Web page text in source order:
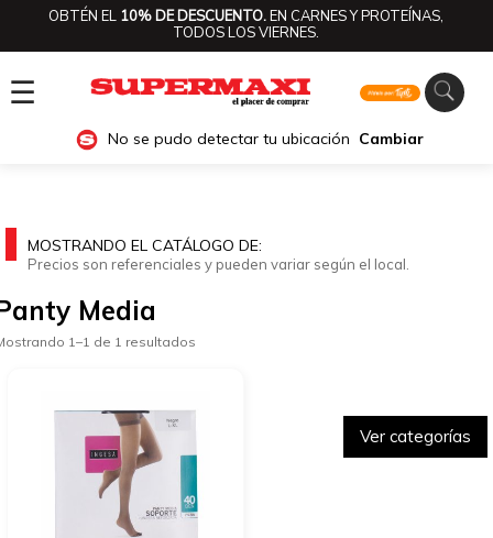
OBTÉN EL 10% DE DESCUENTO.EN CARNES Y PROTEÍNAS,
TODOS LOS VIERNES.
☰
No se pudo detectar tu ubicación Cambiar
Ver categorías
MOSTRANDO EL CATÁLOGO DE:
Precios son referenciales y pueden variar según el local.
Media
1–1 de 1 resultados